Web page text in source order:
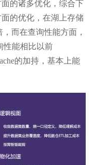
的诸多优化，综合下
的优化，在湖上存储
而在查询性能方面，
性能相比以前
的加持，基本上能